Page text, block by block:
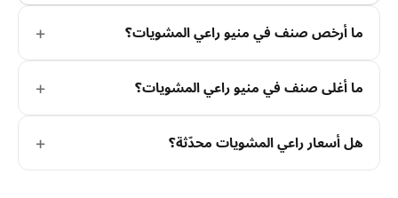
ما أرخص صنف في منيو راعي المشويات؟
ما أغلى صنف في منيو راعي المشويات؟
هل أسعار راعي المشويات محدّثة؟